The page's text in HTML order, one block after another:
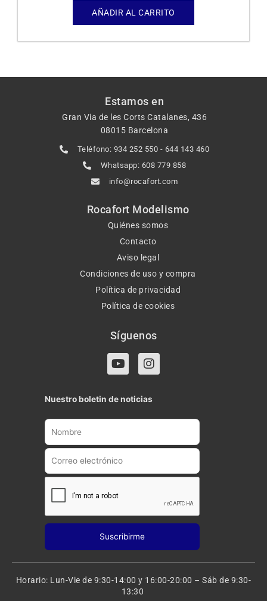
AÑADIR AL CARRITO
Estamos en
Gran Via de les Corts Catalanes, 436
08015 Barcelona
Teléfono: 934 252 550 - 644 143 460
Whatsapp: 608 779 858
info@rocafort.com
Rocafort Modelismo
Quiénes somos
Contacto
Aviso legal
Condiciones de uso y compra
Política de privacidad
Política de cookies
Síguenos
Y
o
t
u
b
I
n
t
a
g
a
Nuestro boletin de noticias
Horario: Lun-Vie de 9:30-14:00 y 16:00-20:00 – Sáb de 9:30-
13:30